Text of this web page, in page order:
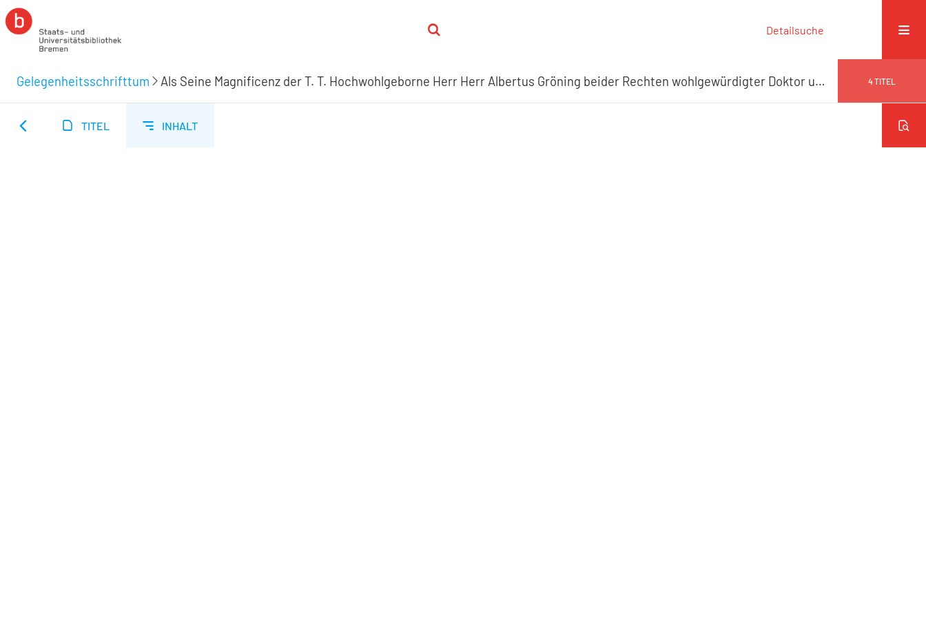
Detailsuche
Gelegenheitsschrifttum Als Seine Magnificenz der T. T. Hochwohlgeborne Herr Herr Albertus Gröning beider Rechten wohlgewürdigter Doktor und bis ins 36. Jahr wohlverdienter längst ältester Herr des Raths zur Bürgermeisterwürde am 21. May 1781 erhoben wurde bezeigte ihre Ehrerbietung und Freude die hiesige teutsche Gesellschaft. 4TITEL
TITEL INHALT